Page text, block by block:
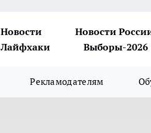
Новости Новости
Лайфхаки
Выборы-2026
Рекламодателям